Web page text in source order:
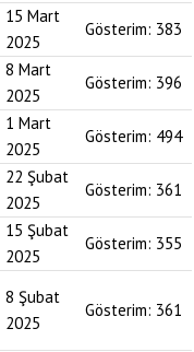
15 Mart
2025
Gösterim: 383
8 Mart
2025
Gösterim: 396
1 Mart
2025
Gösterim: 494
22 Şubat
2025
Gösterim: 361
15 Şubat
2025
Gösterim: 355
8 Şubat
2025
Gösterim: 361